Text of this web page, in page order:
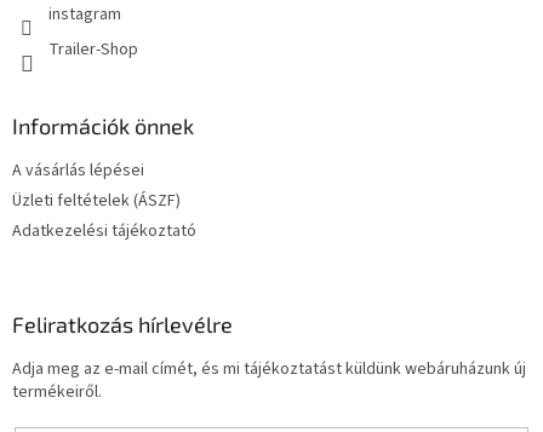
instagram
Trailer-Shop
Információk önnek
A vásárlás lépései
Üzleti feltételek (ÁSZF)
Adatkezelési tájékoztató
Feliratkozás hírlevélre
Adja meg az e-mail címét, és mi tájékoztatást küldünk webáruházunk új
termékeiről.